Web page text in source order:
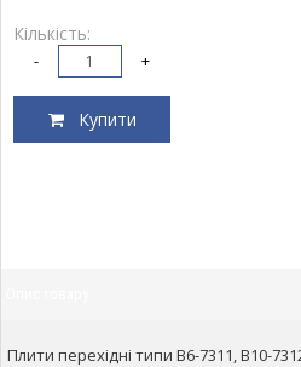
Кількість:
- +
Купити
Плити перехідні типи В6-7311, В10-